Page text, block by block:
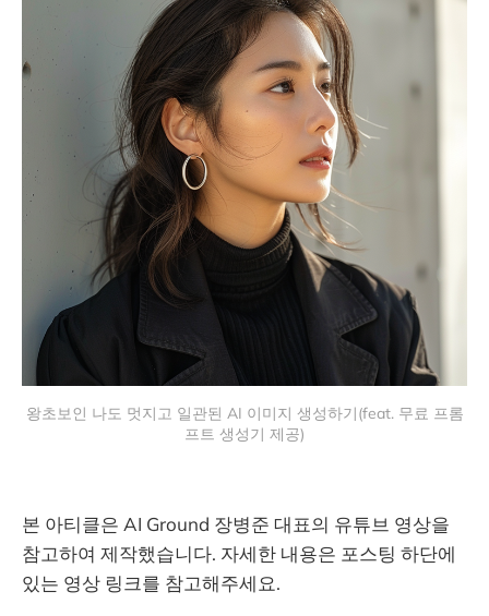
왕초보인 나도 멋지고 일관된 AI 이미지 생성하기(feat. 무료 프롬
프트 생성기 제공)
본 아티클은 AI Ground 장병준 대표의 유튜브 영상을
참고하여 제작했습니다. 자세한 내용은 포스팅 하단에
있는 영상 링크를 참고해주세요.